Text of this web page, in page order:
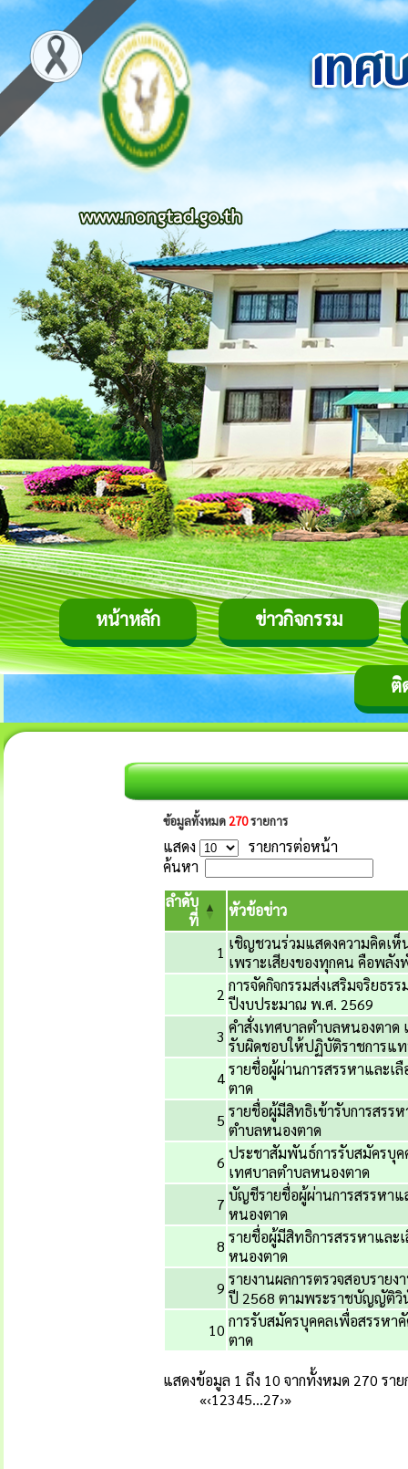
หน้าหลัก ข่าวกิจกรรม
ติ
ข้อมูลทั้งหมด 270รายการ
แสดง
รายการต่อหน้า
ค้นหา
ลำดับ
ที่
หัวข้อข่าว
1 เชิญชวนร่วมแสดงความคิดเ
เพราะเสียงของทุกคน คือพลั
2 การจัดกิจกรรมส่งเสริมจริยธ
ปีงบประมาณ พ.ศ. 2569
3 คำสั่งเทศบาลตำบลหนองตาด
รับผิดชอบให้ปฏิบัติราชการแ
4รายชื่อผู้ผ่านการสรรหาและเ
ตาด
5 รายชื่อผู้มีสิทธิเข้ารับการสรร
ตำบลหนองตาด
6 ประชาสัมพันธ์การรับสมัครบุค
เทศบาลตำบลหนองตาด
7 บัญชีรายชื่อผู้ผ่านการสรรหาแ
หนองตาด
8 รายชื่อผู้มีสิทธิการสรรหาและ
หนองตาด
9 รายงานผลการตรวจสอบราย
ปี 2568 ตามพระราชบัญญัติวินั
10 การรับสมัครบุคคลเพื่อสรรหา
ตาด
แสดงข้อมูล 1 ถึง 10 จากทั้งหมด 270 ราย
«‹12345…27›»